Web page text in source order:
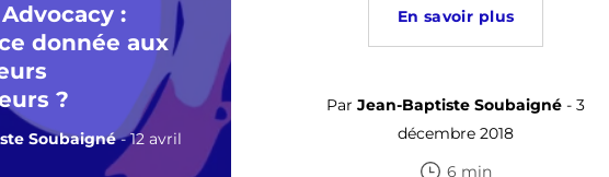
:
donnée aux
?
Soubaigné- 12 avril
En savoir plus
Par Jean-Baptiste Soubaigné - 3
décembre 2018
6 min